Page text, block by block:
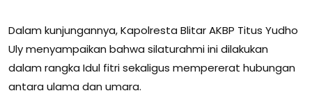
Dalam kunjungannya, Kapolresta Blitar AKBP Titus Yudho
Uly menyampaikan bahwa silaturahmi ini dilakukan
dalam rangka Idul fitri sekaligus mempererat hubungan
antara ulama dan umara.